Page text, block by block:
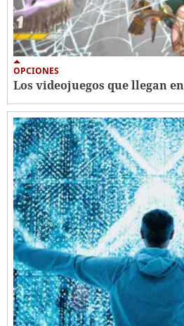
OPCIONES
Los videojuegos que llegan